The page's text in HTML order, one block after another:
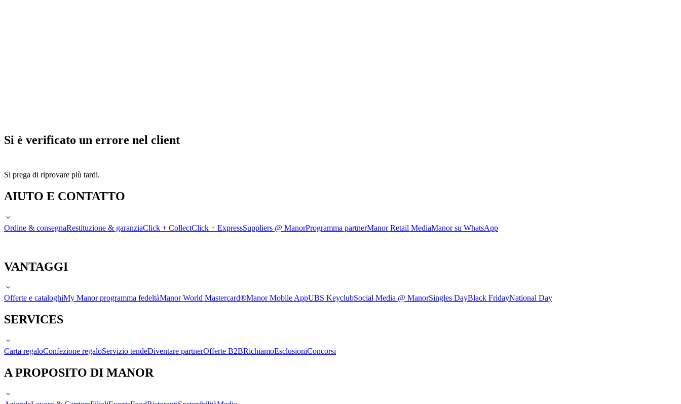
Si è verificato un errore nel client
Si prega di riprovare più tardi.
AIUTO E CONTATTO
Ordine & consegnaRestituzione & garanziaClick + CollectClick + ExpressSuppliers @ ManorProgramma partnerManor Retail MediaManor su WhatsApp
VANTAGGI
Offerte e cataloghiMy Manor programma fedeltàManor World Mastercard®Manor Mobile AppUBS KeyclubSocial Media @ ManorSingles DayBlack FridayNational Day
SERVICES
Carta regaloConfezione regaloServizio tendeDiventare partnerOfferte B2BRichiamoEsclusioniConcorsi
A PROPOSITO DI MANOR